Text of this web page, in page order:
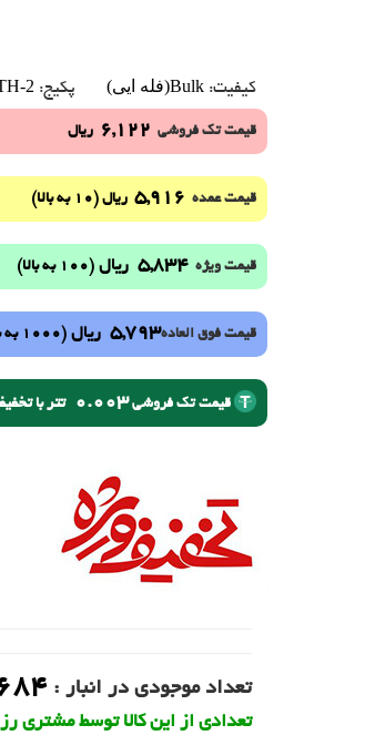
کیفیت: Bulk(فله ایی) پکیج: 2
قیمت تک فروشی 6,122 ریال
قیمت عمده 5,916 ریال (10 به بالا)
قیمت ویژه 5,834 ریال (100 به بالا)
قیمت فوق العاده5,793 ریال (1000 به بالا)
قیمت تک فروشی0.003 تتر با
تعداد موجودی در انبار :
تعدادی از این کالا توسط مشتری